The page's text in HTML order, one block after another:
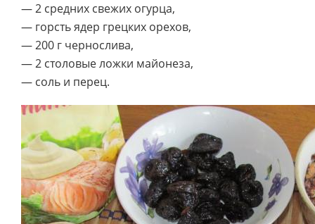
— 2 средних свежих огурца,
— горсть ядер грецких орехов,
— 200 г чернослива,
— 2 столовые ложки майонеза,
— соль и перец.